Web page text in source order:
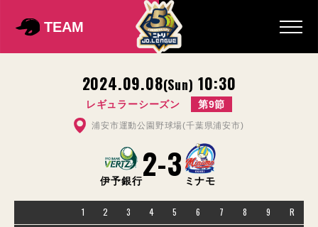
TEAM
2024.09.08(Sun) 10:30
レギュラーシーズン 第9節
浦安市運動公園野球場(千葉県浦安市)
伊予銀行2-3 ミナモ
1 2 3 4 5 6 7 8 9 R